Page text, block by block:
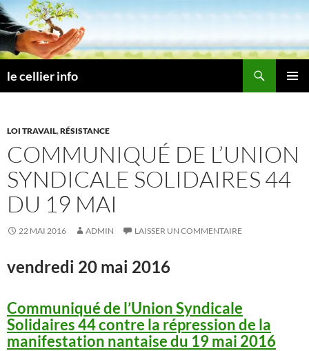
Aller
au
contenu
le cellier info
LOI TRAVAIL,RÉSISTANCE
COMMUNIQUÉ DE L’UNION
SYNDICALE SOLIDAIRES 44
DU 19 MAI
22 MAI 2016 ADMIN LAISSER UN COMMENTAIRE
vendredi 20 mai 2016
Communiqué de l’Union Syndicale
Solidaires 44 contre la répression de la
manifestation nantaise du 19 mai 2016